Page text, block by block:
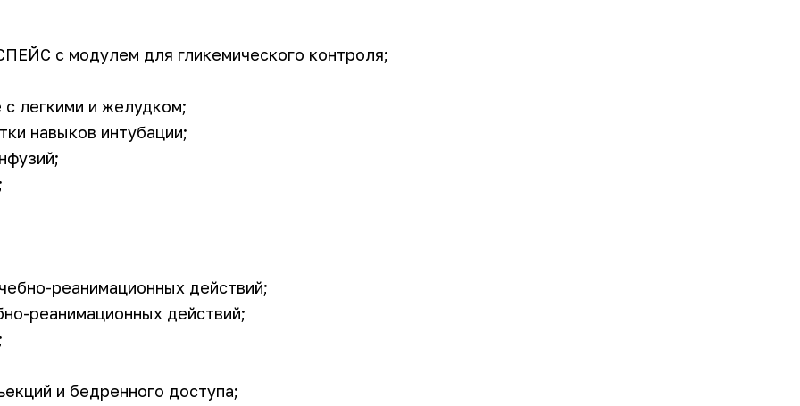
с модулем для гликемического контроля;
легкими и желудком;
навыков интубации;
реанимационных действий;
реанимационных действий;
и бедренного доступа;